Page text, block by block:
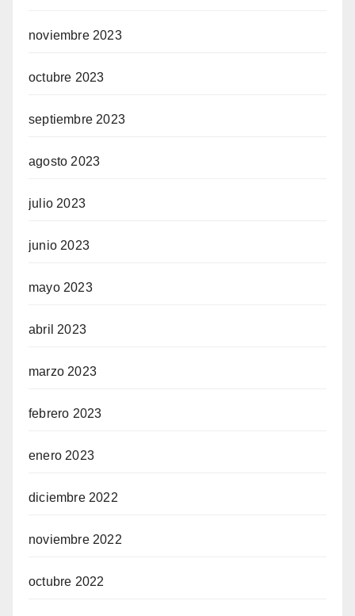
noviembre 2023
octubre 2023
septiembre 2023
agosto 2023
julio 2023
junio 2023
mayo 2023
abril 2023
marzo 2023
febrero 2023
enero 2023
diciembre 2022
noviembre 2022
octubre 2022